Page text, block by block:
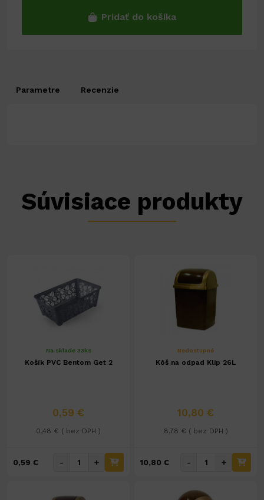
Pridať do košíka
Parametre Recenzie
Súvisiace produkty
Na sklade 33ks
Košík PVC Bentom Get 2
0,59 €
0,48 € ( bez DPH )
0,59 € - +
Nedostupné
Kôš na odpad Klip 26L
10,80 €
8,78 € ( bez DPH )
10,80 € - +